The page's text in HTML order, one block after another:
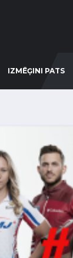
IZMĒĢINI PATS